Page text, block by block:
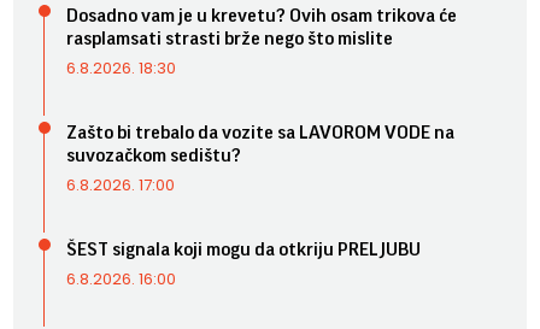
Dosadno vam je u krevetu? Ovih osam trikova će
rasplamsati strasti brže nego što mislite
6.8.2026. 18:30
Zašto bi trebalo da vozite sa LAVOROM VODE na
suvozačkom sedištu?
6.8.2026. 17:00
ŠEST signala koji mogu da otkriju PRELJUBU
6.8.2026. 16:00